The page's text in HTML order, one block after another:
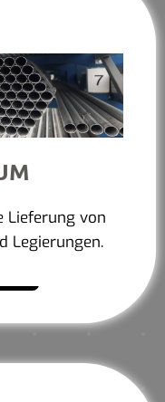
Lieferung von
Legierungen.